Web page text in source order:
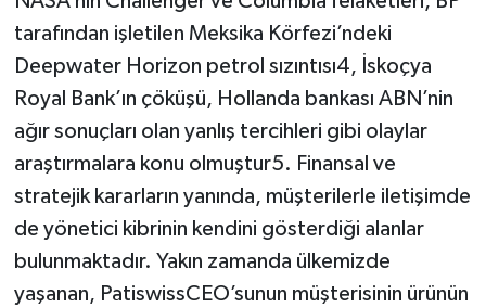
tarafından işletilen Meksika Körfezi’ndeki
Deepwater Horizon petrol sızıntısı4, İskoçya
Royal Bank’ın çöküşü, Hollanda bankası ABN’nin
ağır sonuçları olan yanlış tercihleri gibi olaylar
araştırmalara konu olmuştur5. Finansal ve
stratejik kararların yanında, müşterilerle iletişimde
de yönetici kibrinin kendini gösterdiği alanlar
bulunmaktadır. Yakın zamanda ülkemizde
yaşanan, PatiswissCEO’sunun müşterisinin ürünün